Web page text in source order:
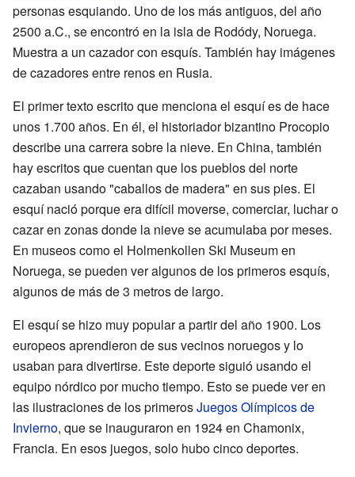
personas esquiando. Uno de los más antiguos, del año
2500 a.C., se encontró en la isla de Rodódy, Noruega.
Muestra a un cazador con esquís. También hay imágenes
de cazadores entre renos en Rusia.
El primer texto escrito que menciona el esquí es de hace
unos 1.700 años. En él, el historiador bizantino Procopio
describe una carrera sobre la nieve. En China, también
hay escritos que cuentan que los pueblos del norte
cazaban usando "caballos de madera" en sus pies. El
esquí nació porque era difícil moverse, comerciar, luchar o
cazar en zonas donde la nieve se acumulaba por meses.
En museos como el Holmenkollen Ski Museum en
Noruega, se pueden ver algunos de los primeros esquís,
algunos de más de 3 metros de largo.
El esquí se hizo muy popular a partir del año 1900. Los
europeos aprendieron de sus vecinos noruegos y lo
usaban para divertirse. Este deporte siguió usando el
equipo nórdico por mucho tiempo. Esto se puede ver en
las ilustraciones de los primerosJuegos Olímpicos de
Invierno, que se inauguraron en 1924 en Chamonix,
Francia. En esos juegos, solo hubo cinco deportes.